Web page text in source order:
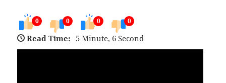
0 0 0 0
Read Time: 5 Minute, 6 Second